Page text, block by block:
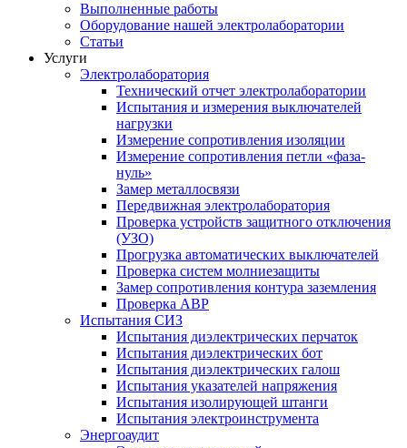
Выполненные работы
Оборудование нашей электролаборатории
Статьи
Услуги
Электролаборатория
Технический отчет электролаборатории
Испытания и измерения выключателей
нагрузки
Измерение сопротивления изоляции
Измерение сопротивления петли «фаза-
нуль»
Замер металлосвязи
Передвижная электролаборатория
Проверка устройств защитного отключения
(УЗО)
Прогрузка автоматических выключателей
Проверка систем молниезащиты
Замер сопротивления контура заземления
Проверка АВР
Испытания СИЗ
Испытания диэлектрических перчаток
Испытания диэлектрических бот
Испытания диэлектрических галош
Испытания указателей напряжения
Испытания изолирующей штанги
Испытания электроинструмента
Энергоаудит